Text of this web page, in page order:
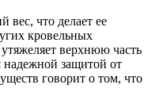
вес, что делает ее
кровельных
верхнюю часть
надежной защитой от
говорит о том, что